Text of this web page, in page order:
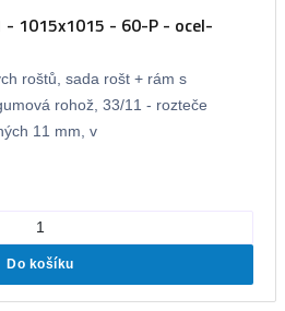
1015x1015 - 60-P - ocel-
roštů, sada rošt + rám s
rohož, 33/11 - rozteče
11 mm, v
Do košíku